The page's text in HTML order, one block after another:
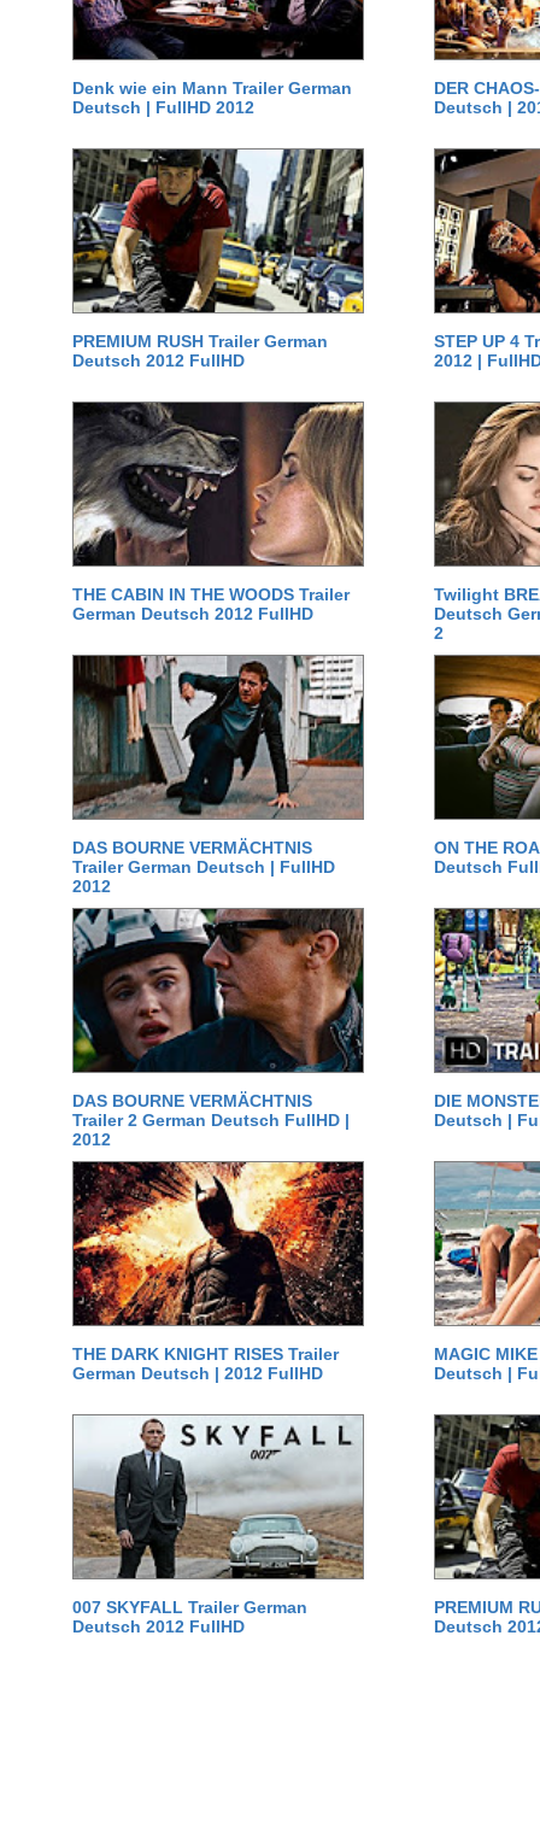
Denk wie ein Mann Trailer German
Deutsch | FullHD 2012
DER
Deutsch |
PREMIUM RUSH Trailer German
Deutsch 2012 FullHD
STEP UP 4
2012 |
THE CABIN IN THE WOODS Trailer
German Deutsch 2012 FullHD
Twilight
Deutsch
2
DAS BOURNE VERMÄCHTNIS
Trailer German Deutsch | FullHD
2012
ON THE
Deutsch
DAS BOURNE VERMÄCHTNIS
Trailer 2 German Deutsch FullHD |
2012
DIE
Deutsch |
THE DARK KNIGHT RISES Trailer
German Deutsch | 2012 FullHD
MAGIC
Deutsch |
007 SKYFALL Trailer German
Deutsch 2012 FullHD
PREMIUM
Deutsch